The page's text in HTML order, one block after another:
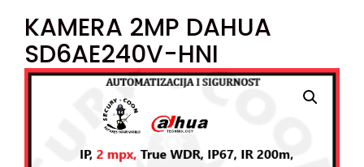
KAMERA 2MP DAHUA
SD6AE240V-HNI